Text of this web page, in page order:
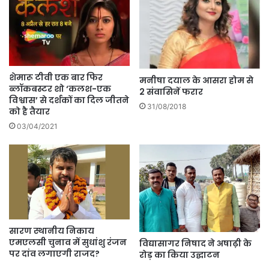
शेमारू टीवी एक बार फिर
ब्लॉकबस्टर शो ‘कलश-एक
विश्वास’ से दर्शकों का दिल जीतने
को है तैयार
03/04/2021
​मनीषा दयाल के आसरा होम से
2 संवासिनें फरार
31/08/2018
सारण स्थानीय निकाय
एमएलसी चुनाव में सुधांशु रंजन
पर दांव लगाएगी राजद?
विद्यासागर निषाद ने अषाढ़ी के
रोड़ का किया उद्घाटन